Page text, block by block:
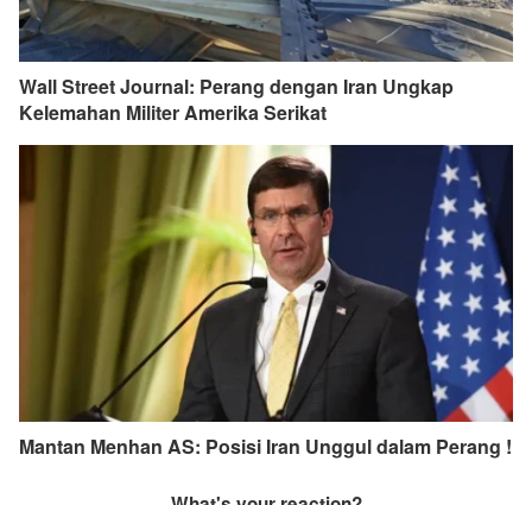
Wall Street Journal: Perang dengan Iran Ungkap
Kelemahan Militer Amerika Serikat
Mantan Menhan AS: Posisi Iran Unggul dalam Perang !